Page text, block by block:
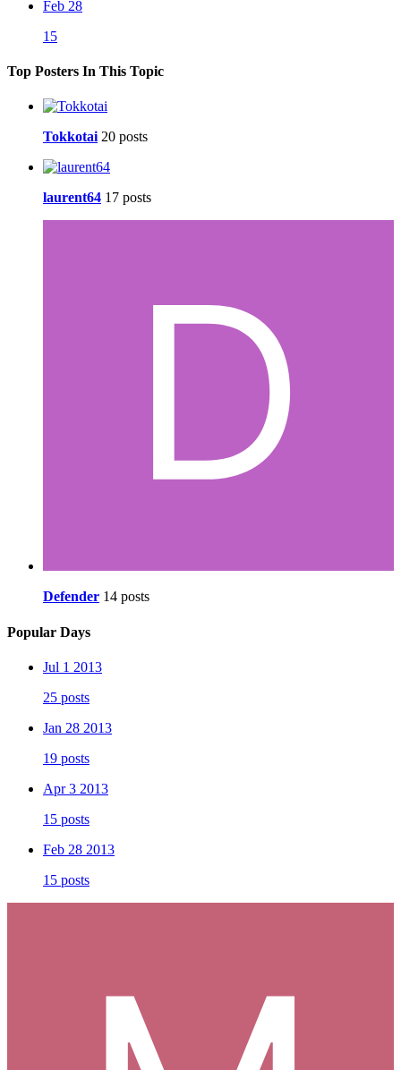
Feb 28
15
Top Posters In This Topic
Tokkotai 20 posts
laurent64 17 posts
Defender 14 posts
Popular Days
Jul 1 2013
25 posts
Jan 28 2013
19 posts
Apr 3 2013
15 posts
Feb 28 2013
15 posts